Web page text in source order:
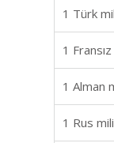
1 Türk
1
1 Alman
1 Rus